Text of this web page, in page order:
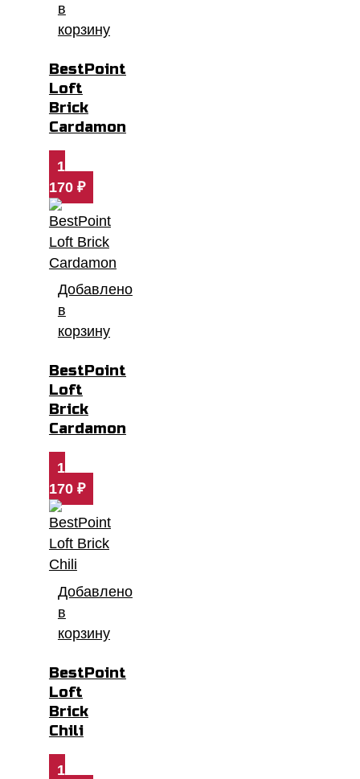
в
корзину
BestPoint
Loft
Brick
Cardamon
1
170 ₽
Добавлено
в
корзину
BestPoint
Loft
Brick
Cardamon
1
170 ₽
Добавлено
в
корзину
BestPoint
Loft
Brick
Chili
1